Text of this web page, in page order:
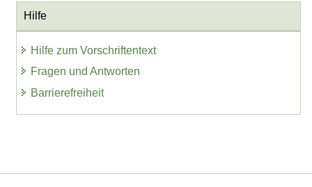
Hilfe
Hilfe zum Vorschriftentext
Fragen und Antworten
Barrierefreiheit